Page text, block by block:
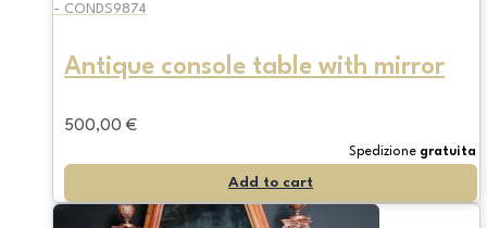
- CONDS9874
Antique console table with mirror
500,00 €
Spedizione gratuita
Add to cart